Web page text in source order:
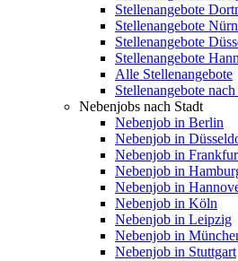
Stellenangebote
Stellenangebote
Stellenangebote
Stellenangebote
Alle Stellenangebote
Stellenangebote
Nebenjobs nach Stadt
Nebenjob in Berlin
Nebenjob in
Nebenjob in
Nebenjob in
Nebenjob in
Nebenjob in Köln
Nebenjob in Leipzig
Nebenjob in
Nebenjob in Stuttgart